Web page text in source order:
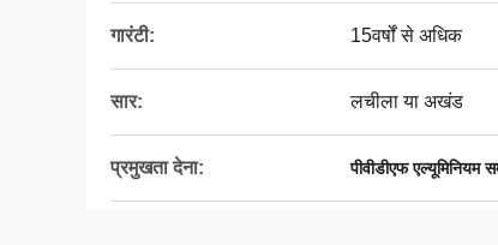
गारंटी: 15वर्षों से अधिक
सार: लचीला या अखंड
प्रमुखता देना: पीवीडीएफ